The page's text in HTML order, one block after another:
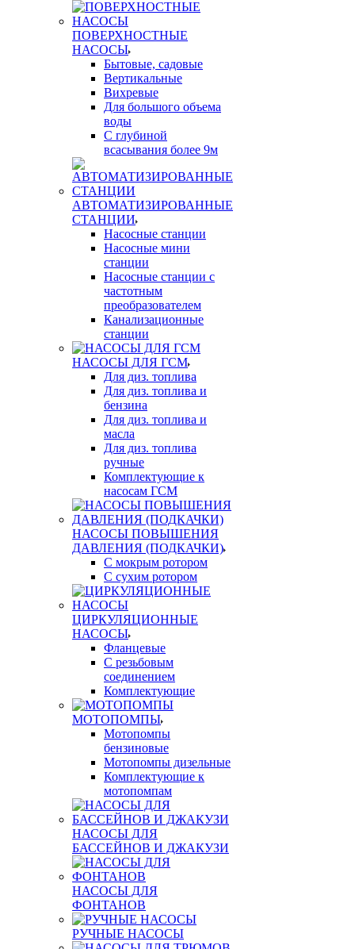
ПОВЕРХНОСТНЫЕ
НАСОСЫ
Бытовые, садовые
Вертикальные
Вихревые
Для большого объема
воды
С глубиной
всасывания более 9м
АВТОМАТИЗИРОВАННЫЕ
СТАНЦИИ
Насосные станции
Насосные мини
станции
Насосные станции с
частотным
преобразователем
Канализационные
станции
НАСОСЫ ДЛЯ ГСМ
Для диз. топлива
Для диз. топлива и
бензина
Для диз. топлива и
масла
Для диз. топлива
ручные
Комплектующие к
насосам ГСМ
НАСОСЫ ПОВЫШЕНИЯ
ДАВЛЕНИЯ (ПОДКАЧКИ)
С мокрым ротором
С сухим ротором
ЦИРКУЛЯЦИОННЫЕ
НАСОСЫ
Фланцевые
С резьбовым
соединением
Комплектующие
МОТОПОМПЫ
Мотопомпы
бензиновые
Мотопомпы дизельные
Комплектующие к
мотопомпам
НАСОСЫ ДЛЯ
БАССЕЙНОВ И ДЖАКУЗИ
НАСОСЫ ДЛЯ
ФОНТАНОВ
РУЧНЫЕ НАСОСЫ